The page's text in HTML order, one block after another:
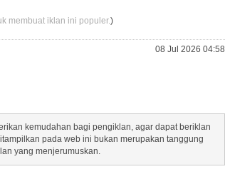
membuat iklan ini populer.)
08 Jul 2026 04:58
kemudahan bagi pengiklan, agar dapat beriklan
pada web ini bukan merupakan tanggung
yang menjerumuskan.